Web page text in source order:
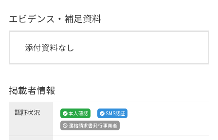
エビデンス・補足資料
添付資料なし
掲載者情報
認証状況 本人確認
SMS認証
適格請求書発行事業者